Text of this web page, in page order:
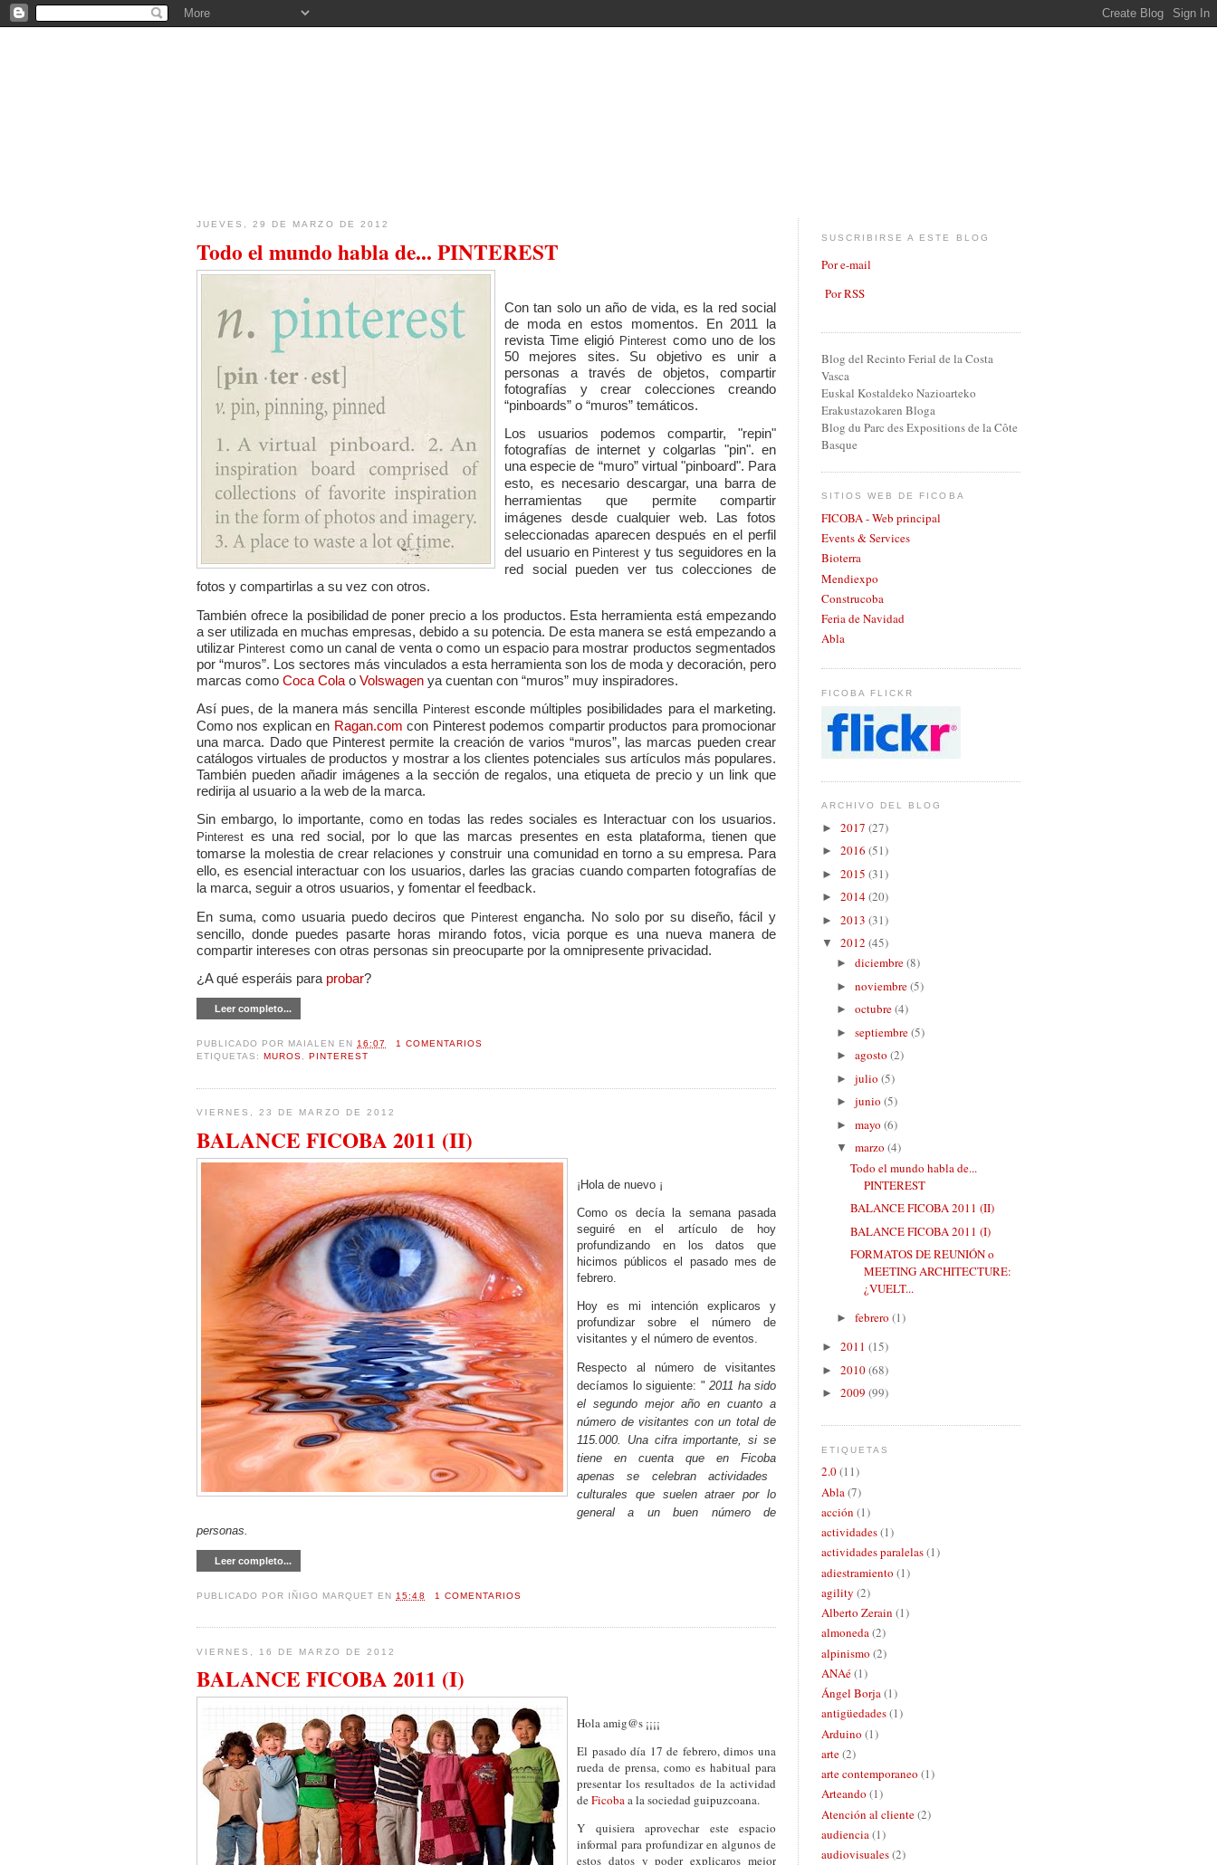
JUEVES, 29 DE MARZO DE 2012
Todo el mundo habla de... PINTEREST
Con tan solo un año de vida, es la red social
de moda en estos momentos. En 2011 la
revista Time eligió Pinterest como uno de los
50 mejores sites. Su objetivo es unir a
personas a través de objetos, compartir
fotografías y crear colecciones creando
“pinboards” o “muros” temáticos.
Los usuarios podemos compartir, "repin"
fotografías de internet y colgarlas "pin". en
una especie de “muro” virtual "pinboard". Para
esto, es necesario descargar, una barra de
herramientas que permite compartir
imágenes desde cualquier web. Las fotos
seleccionadas aparecen después en el perfil
del usuario en Pinterest y tus seguidores en la
red social pueden ver tus colecciones de
fotos y compartirlas a su vez con otros.
También ofrece la posibilidad de poner precio a los productos. Esta herramienta está empezando
a ser utilizada en muchas empresas, debido a su potencia. De esta manera se está empezando a
utilizar Pinterest como un canal de venta o como un espacio para mostrar productos segmentados
por “muros”. Los sectores más vinculados a esta herramienta son los de moda y decoración, pero
marcas como Coca Cola o Volswagen ya cuentan con “muros” muy inspiradores.
Así pues, de la manera más sencilla Pinterestesconde múltiples posibilidades para el marketing.
Como nos explican en Ragan.com con Pinterest podemos compartir productos para promocionar
una marca. Dado que Pinterest permite la creación de varios “muros”, las marcas pueden crear
catálogos virtuales de productos y mostrar a los clientes potenciales sus artículos más populares.
También pueden añadir imágenes a la sección de regalos, una etiqueta de precio y un link que
redirija al usuario a la web de la marca.
Sin embargo, lo importante, como en todas las redes sociales es
Interactuar con los usuarios.
Pinterest es una red social, por lo que las marcas presentes en esta plataforma, tienen que
tomarse la molestia de crear relaciones y construir una comunidad en torno a su empresa. Para
ello, es esencial interactuar con los usuarios, darles las gracias cuando comparten fotografías de
la marca, seguir a otros usuarios, y fomentar el feedback.
En suma, como usuaria puedo deciros que Pinterestengancha. No solo por su diseño, fácil y
sencillo, donde puedes pasarte horas mirando fotos, vicia porque es una nueva manera de
compartir intereses con otras personas sin preocuparte por la omnipresente privacidad.
¿A qué esperáis para probar?
Leer completo...
PUBLICADO POR MAIALEN EN16:07
1 COMENTARIOS
ETIQUETAS: MUROS, PINTEREST
VIERNES, 23 DE MARZO DE 2012
BALANCE FICOBA 2011 (II)
¡Hola de nuevo ¡
Como os decía la semana pasada
seguiré en el artículo de hoy
profundizando en los datos que
hicimos públicos el pasado mes de
febrero.
Hoy es mi intención explicaros y
profundizar sobre el número de
visitantes y el número de eventos.
Respecto al número de visitantes
decíamos lo siguiente: " 2011 hasido
el segundo mejor año en cuanto a
número de visitantes con un total de
115.000. Una cifra importante, si se
tiene en cuenta que en Ficoba
apenas se celebran actividades
culturales que suelen atraer por lo
general a un buen número de
personas.
Leer completo...
PUBLICADO POR IÑIGO MARQUET EN15:48 1 COMENTARIOS
VIERNES, 16 DE MARZO DE 2012
BALANCE FICOBA 2011 (I)
Hola amig@s ¡¡¡¡
El pasado día 17 de febrero, dimos una
rueda de prensa, como es habitual para
presentar los resultados de la actividad
deFicobaa la sociedad guipuzcoana.
Y quisiera aprovechar este espacio
informal para profundizar en algunos de
estos datos y poder explicaros mejor
SUSCRIBIRSE A ESTE BLOG
Por e-mail
Por RSS
Blog del Recinto Ferial de la Costa
Vasca
Euskal Kostaldeko Nazioarteko
Erakustazokaren Bloga
Blog du Parc des Expositions de la Côte
Basque
SITIOS WEB DE FICOBA
FICOBA - Web principal
Events & Services
Bioterra
Mendiexpo
Construcoba
Feria de Navidad
Abla
FICOBA FLICKR
ARCHIVO DEL BLOG
► 2017 (27)
► 2016 (51)
► 2015 (31)
► 2014(20)
► 2013 (31)
▼ 2012 (45)
► diciembre(8)
► noviembre(5)
► octubre(4)
► septiembre(5)
► agosto (2)
► julio (5)
► junio (5)
► mayo (6)
▼ marzo (4)
Todo el mundo habla de...
PINTEREST
BALANCE FICOBA 2011 (II)
BALANCE FICOBA 2011 (I)
FORMATOS DE REUNIÓN o
MEETING ARCHITECTURE:
¿VUELT...
► febrero (1)
► 2011 (15)
► 2010(68)
► 2009 (99)
ETIQUETAS
2.0(11)
Abla (7)
acción (1)
actividades(1)
actividades paralelas(1)
adiestramiento (1)
agility (2)
Alberto Zerain (1)
almoneda(2)
alpinismo (2)
ANAé(1)
Ángel Borja(1)
antigüedades(1)
Arduino (1)
arte(2)
arte contemporaneo (1)
Arteando (1)
Atención al cliente(2)
audiencia(1)
audiovisuales(2)